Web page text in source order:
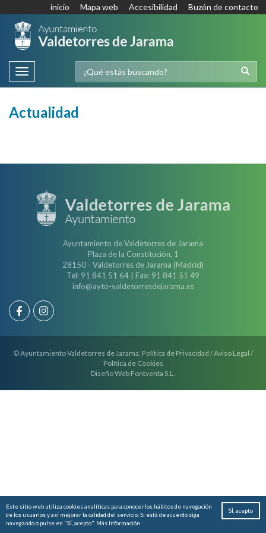
SÍ, acepto
Este sitio web utiliza cookies analíticas para conocer los hábitos de navegación
de los usuarios y así mejorar la calidad del servicio. Si está de acuerdo siga
navegando o pulse en "SÍ, acepto". Más Información
inicio Mapa web Accesibilidad Buzón de contacto
Toggle
navigation
Actualidad
Ayuntamiento de Valdetorres de Jarama
Plaza de la Constitución, 1
28150 - Valdetorres de Jarama (Madrid)
Tel: 91 841 51 64 | Fax: 91 841 51 49
info@ayto-valdetorresdejarama.es
© Ayuntamiento Valdetorres de Jarama. Política de Privacidad /Aviso Legal /
Política de Cookies
Diseño Web Fontventa S.L.